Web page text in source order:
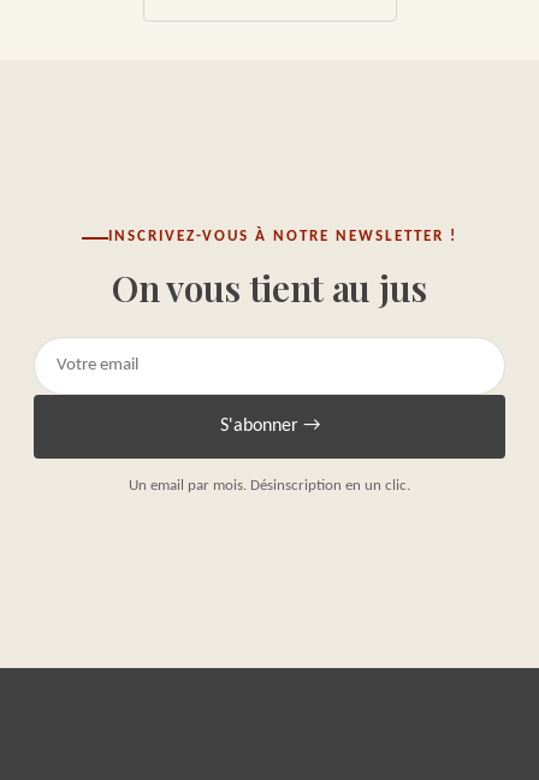
INSCRIVEZ-VOUS À NOTRE NEWSLETTER !
On vous tient au jus
S'abonner →
Un email par mois. Désinscription en un clic.